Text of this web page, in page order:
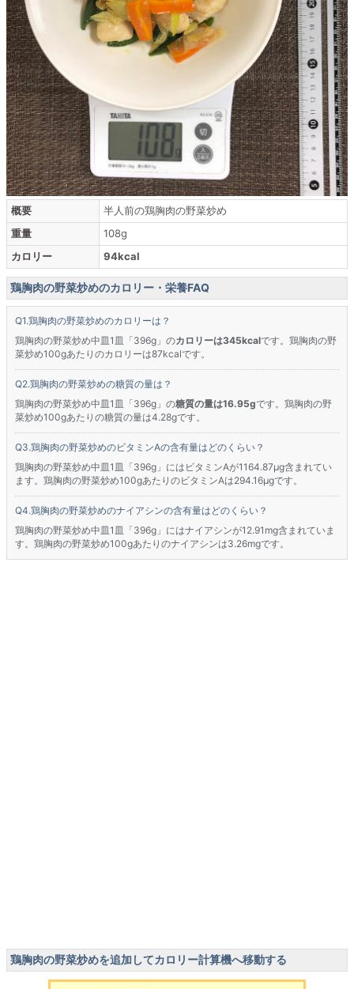
概要
半人前の鶏胸肉の野菜炒め
重量
108g
カロリー
94kcal
鶏胸肉の野菜炒めのカロリー・栄養FAQ
鶏胸肉の野菜炒めのカロリーは？
鶏胸肉の野菜炒め中皿1皿「396g」のカロリーは345kcalです。鶏胸肉の野
菜炒め100gあたりのカロリーは87kcalです。
鶏胸肉の野菜炒めの糖質の量は？
鶏胸肉の野菜炒め中皿1皿「396g」の糖質の量は16.95gです。鶏胸肉の野
菜炒め100gあたりの糖質の量は4.28gです。
鶏胸肉の野菜炒めのビタミンAの含有量はどのくらい？
鶏胸肉の野菜炒め中皿1皿「396g」にはビタミンAが1164.87μg含まれてい
ます。鶏胸肉の野菜炒め100gあたりのビタミンAは294.16μgです。
鶏胸肉の野菜炒めのナイアシンの含有量はどのくらい？
鶏胸肉の野菜炒め中皿1皿「396g」にはナイアシンが12.91mg含まれていま
す。鶏胸肉の野菜炒め100gあたりのナイアシンは3.26mgです。
鶏胸肉の野菜炒めを追加してカロリー計算機へ移動する